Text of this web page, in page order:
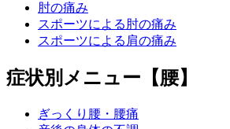
肘の痛み
スポーツによる肘の痛み
スポーツによる肩の痛み
症状別メニュー【腰】
ぎっくり腰・腰痛